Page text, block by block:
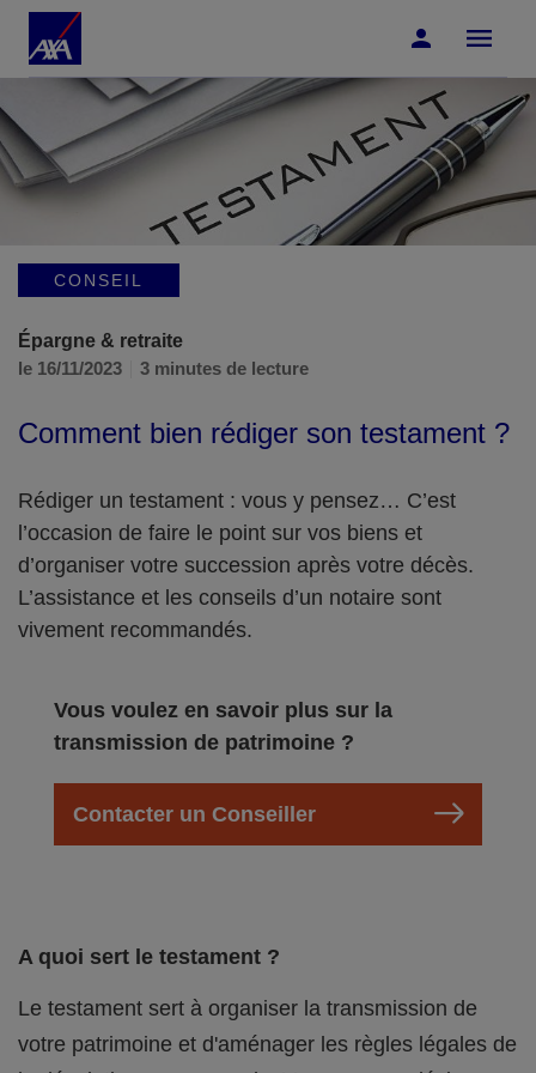
Accéder au Contenu Accéder au Pied de page
CONSEIL
Épargne & retraite
le 16/11/2023
3 minutes de lecture
Comment bien rédiger son testament ?
Rédiger un testament : vous y pensez… C’est
l’occasion de faire le point sur vos biens et
d’organiser votre succession après votre décès.
L’assistance et les conseils d’un notaire sont
vivement recommandés.
Vous voulez en savoir plus sur la
transmission de patrimoine ?
Contacter un Conseiller
A quoi sert le testament ?
Le testament sert à organiser la transmission de
votre patrimoine et d'aménager les règles légales de